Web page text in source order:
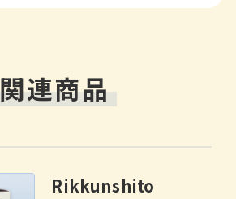
関連商品
Rikkunshito